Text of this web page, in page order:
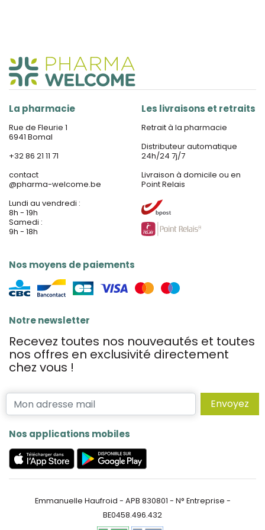
La pharmacie
Rue de Fleurie 1
6941 Bomal
+32 86 21 11 71
contact
@pharma-welcome.be
Lundi au vendredi :
8h - 19h
Samedi :
9h - 18h
Nos moyens de paiements
Les livraisons et retraits
Retrait à la pharmacie
Distributeur automatique
24h/24 7j/7
Livraison à domicile ou en
Point Relais
Notre newsletter
Recevez toutes nos nouveautés et toutes
nos offres en exclusivité directement
chez vous !
Envoyez
Nos applications mobiles
Emmanuelle Haufroid - APB 830801 - N° Entreprise -
BE0458.496.432